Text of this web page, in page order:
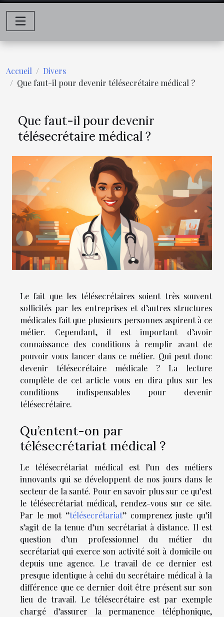
Accueil
Divers
Que faut-il pour devenir télésecrétaire médical ?
Que faut-il pour devenir
télésecrétaire médical ?
Le fait que les télésecrétaires soient très souvent
sollicités par les entreprises et d’autres structures
médicales fait que plusieurs personnes aspirent à ce
métier. Cependant, il est important d’avoir
connaissance des conditions à remplir avant de
pouvoir vous lancer dans ce métier. Qui peut donc
devenir télésecrétaire médicale ? La lecture
complète de cet article vous en dira plus sur les
conditions indispensables pour devenir
télésecrétaire.
Qu’entent-on par
télésecrétariat médical ?
Le télésecrétariat médical est l’un des métiers
innovants qui se développent de nos jours dans le
secteur de la santé. Pour en savoir plus sur ce qu’est
le télésecrétariat médical, rendez-vous sur ce site.
Par le mot ‘’télésecrétariat’’ comprenez juste qu’il
s’agit de la tenue d’un secrétariat à distance. Il est
question d’un professionnel du métier du
secrétariat qui exerce son activité soit à domicile ou
depuis une agence. Le travail de ce dernier est
presque identique à celui du secrétaire médical à la
différence que ce dernier doit être présent sur son
lieu de travail. Le télésecrétaire est par exemple
chargé d’assurer la permanence téléphonique,